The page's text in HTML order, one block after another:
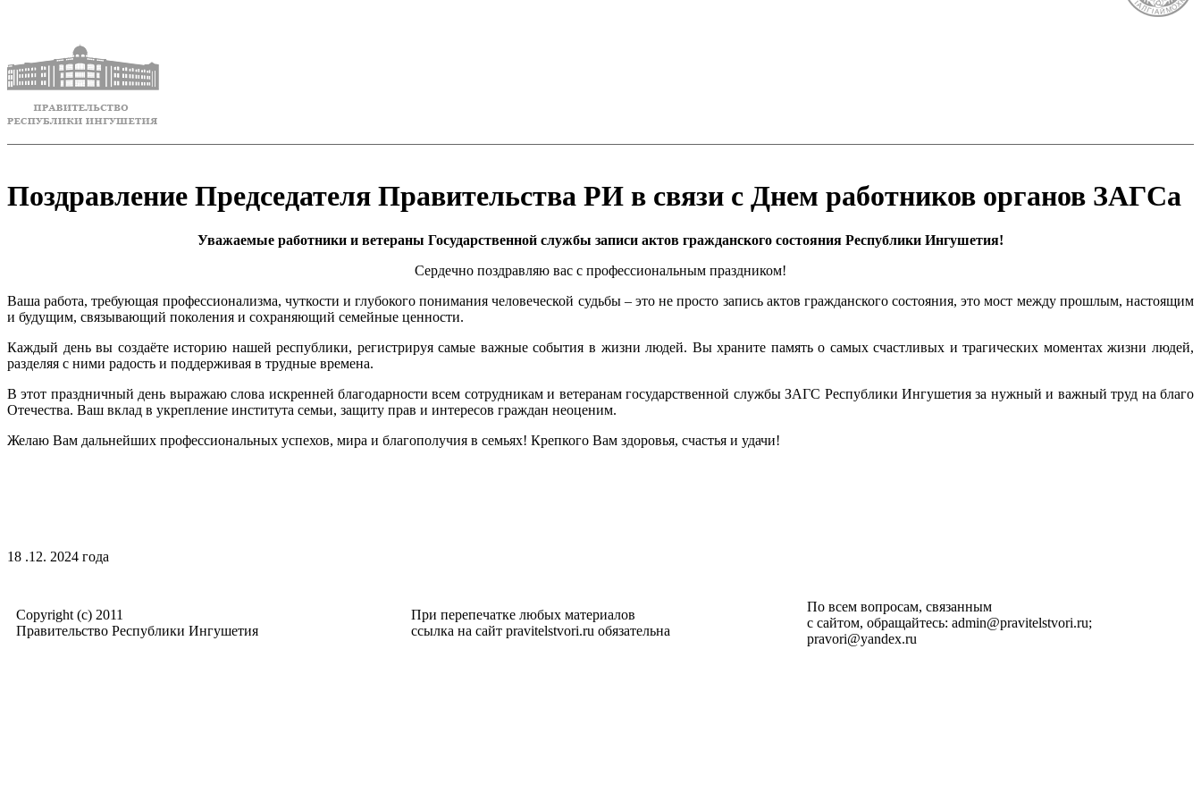
Поздравление Председателя Правительства РИ в связи с Днем работников органов ЗАГСа
Уважаемые работники и ветераны Государственной службы записи актов гражданского состояния Республики Ингушетия!
Сердечно поздравляю вас с профессиональным праздником!
Ваша работа, требующая профессионализма, чуткости и глубокого понимания человеческой судьбы – это не просто запись актов гражданского состояния, это мост между прошлым, настоящим
и будущим, связывающий поколения и сохраняющий семейные ценности.
Каждый день вы создаёте историю нашей республики, регистрируя самые важные события в жизни людей. Вы храните память о самых счастливых и трагических моментах жизни людей,
разделяя с ними радость и поддерживая в трудные времена.
В этот праздничный день выражаю слова искренней благодарности всем сотрудникам и ветеранам государственной службы ЗАГС Республики Ингушетия за нужный и важный труд на благо
Отечества. Ваш вклад в укрепление института семьи, защиту прав и интересов граждан неоценим.
Желаю Вам дальнейших профессиональных успехов, мира и благополучия в семьях! Крепкого Вам здоровья, счастья и удачи!
18 .12. 2024 года
Copyright (c) 2011
Правительство Республики Ингушетия
При перепечатке любых материалов
ссылка на сайт pravitelstvori.ru обязательна
По всем вопросам, связанным
с сайтом, обращайтесь: admin@pravitelstvori.ru;
pravori@yandex.ru